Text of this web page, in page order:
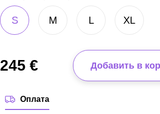
S M L XL
245 € Добавить в
Оплата